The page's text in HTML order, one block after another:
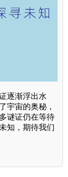
逐渐浮出水
宇宙的奥秘，
谜证仍在等待
知，期待我们